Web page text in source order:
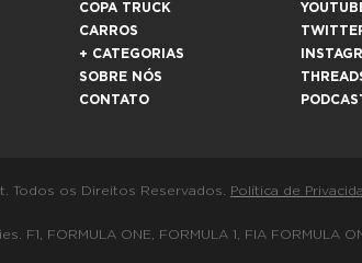
COPA TRUCK
CARROS
+ CATEGORIAS
SOBRE NÓS
CONTATO
Todos os Direitos Reservados. Política de
FORMULA ONE, FORMULA 1, FIA FORMULA